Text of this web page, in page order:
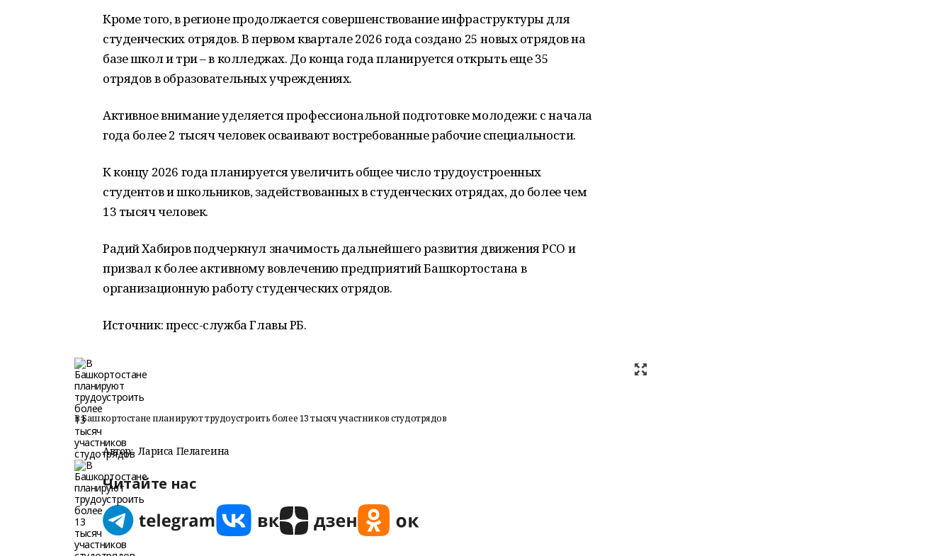
Кроме того, в регионе продолжается совершенствование инфраструктуры для
студенческих отрядов. В первом квартале 2026 года создано 25 новых отрядов на
базе школ и три – в колледжах. До конца года планируется открыть еще 35
отрядов в образовательных учреждениях.
Активное внимание уделяется профессиональной подготовке молодежи: с начала
года более 2 тысяч человек осваивают востребованные рабочие специальности.
К концу 2026 года планируется увеличить общее число трудоустроенных
студентов и школьников, задействованных в студенческих отрядах, до более чем
13 тысяч человек.
Радий Хабиров подчеркнул значимость дальнейшего развития движения РСО и
призвал к более активному вовлечению предприятий Башкортостана в
организационную работу студенческих отрядов.
Источник: пресс-служба Главы РБ.
В Башкортостане планируют трудоустроить более 13 тысяч участников студотрядов
Автор: Лариса Пелагеина
Читайте нас